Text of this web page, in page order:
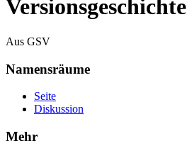
Versionsgeschichte
Aus GSV
Namensräume
Seite
Diskussion
Mehr